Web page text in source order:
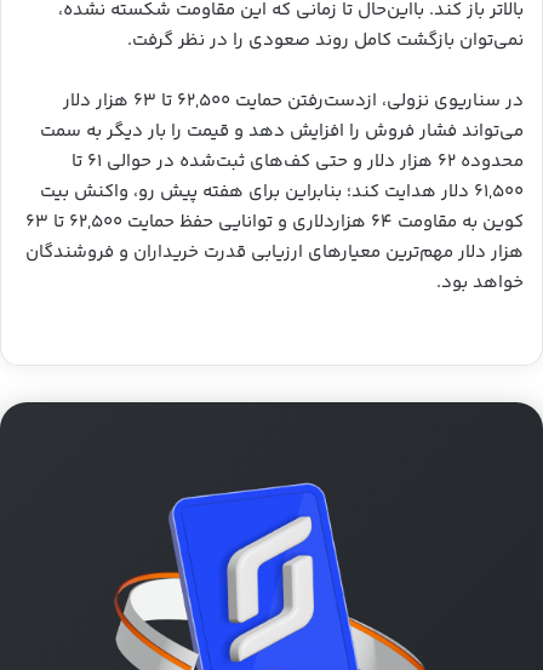
بالاتر باز کند. بااین‌حال تا زمانی که این مقاومت شکسته نشده،
نمی‌توان بازگشت کامل روند صعودی را در نظر گرفت.
در سناریوی نزولی، ازدست‌رفتن حمایت ۶۲,۵۰۰ تا ۶۳ هزار دلار
می‌تواند فشار فروش را افزایش دهد و قیمت را بار دیگر به سمت
محدوده ۶۲ هزار دلار و حتی کف‌های ثبت‌شده در حوالی ۶۱ تا
۶۱,۵۰۰ دلار هدایت کند؛ بنابراین برای هفته پیش رو، واکنش بیت
کوین به مقاومت ۶۴ هزاردلاری و توانایی حفظ حمایت ۶۲,۵۰۰ تا ۶۳
هزار دلار مهم‌ترین معیارهای ارزیابی قدرت خریداران و فروشندگان
خواهد بود.